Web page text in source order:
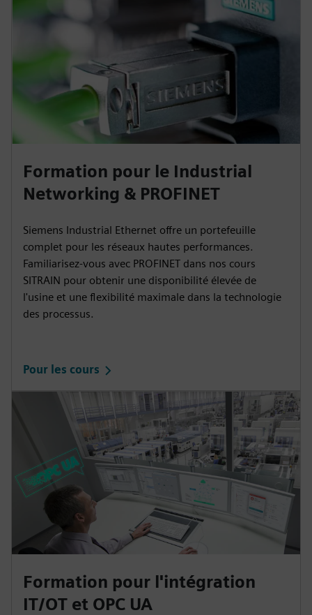
Formation pour le Industrial
Networking & PROFINET
Siemens Industrial Ethernet offre un portefeuille
complet pour les réseaux hautes performances.
Familiarisez-vous avec PROFINET dans nos cours
SITRAIN pour obtenir une disponibilité élevée de
l'usine et une flexibilité maximale dans la technologie
des processus.
Pour les cours
Formation pour l'intégration
IT/OT et OPC UA